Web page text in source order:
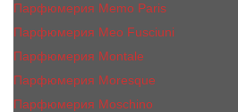
Парфюмерия Memo Paris
Парфюмерия Meo Fusciuni
Парфюмерия Montale
Парфюмерия Moresque
Парфюмерия Moschino